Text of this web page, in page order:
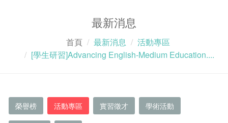
最新消息
首頁 最新消息
活動專區
[學生研習]Advancing English-Medium Education....
榮譽榜 活動專區 實習徵才 學術活動